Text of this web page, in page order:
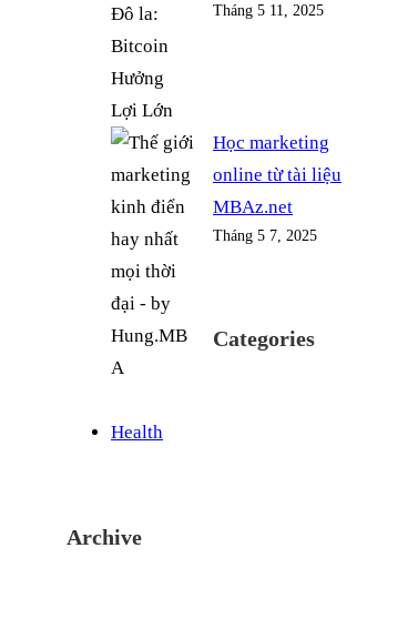
Tháng 5 11, 2025
Học marketing
online từ tài liệu
MBAz.net
Tháng 5 7, 2025
Categories
Health
Archive